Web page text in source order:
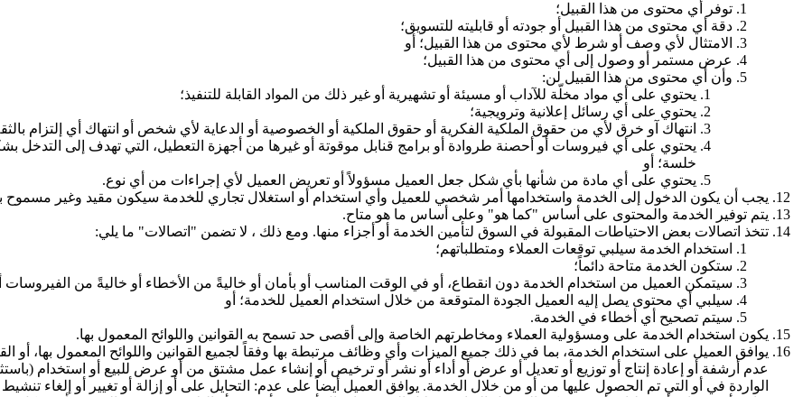
توفر أي محتوى من هذا القبيل؛
دقة أي محتوى من هذا القبيل أو جودته أو قابليته للتسويق؛
الامتثال لأي وصف أو شرط لأي محتوى من هذا القبيل؛ أو
عرض مستمر أو وصول إلى أي محتوى من هذا القبيل؛
وأن أي محتوى من هذا القبيل لن:
يحتوي على أي مواد مخلّة للآداب أو مسيئة أو تشهيرية أو غير ذلك من المواد القابلة للتنفيذ؛
يحتوي على أي رسائل إعلانية وترويجية؛
انتهاك آو خرق لأي من حقوق الملكية الفكرية أو حقوق الملكية أو الخصوصية أو الدعاية لأي شخص أو انتهاك أي إلتزام
يحتوي على أي فيروسات أو أحصنة طروادة أو برامج قنابل موقوتة أو غيرها من أجهزة التعطيل، التي تهدف إلى التدخل
خلسة؛ أو
يحتوي على أي مادة من شأنها بأي شكل جعل العميل مسؤولاً أو تعريض العميل لأي إجراءات من أي نوع.
يجب أن يكون الدخول إلى الخدمة واستخدامها أمر شخصي للعميل وأي استخدام أو استغلال تجاري للخدمة سيكون مقيد وغير مسموح
يتم توفير الخدمة والمحتوى على أساس "كما هو" وعلى أساس ما هو متاح.
تتخذ اتصالات بعض الاحتياطات المقبولة في السوق لتأمين الخدمة أو أجزاء منها. ومع ذلك ، لا تضمن "اتصالات" ما يلي:
استخدام الخدمة سيلبي توقعات العملاء ومتطلباتهم؛
ستكون الخدمة متاحة دائماً؛
سيتمكن العميل من استخدام الخدمة دون انقطاع، أو في الوقت المناسب أو بأمان أو خاليةً من الأخطاء أو خاليةً من
سيلبي أي محتوى يصل إليه العميل الجودة المتوقعة من خلال استخدام العميل للخدمة؛ أو
سيتم تصحيح أي أخطاء في الخدمة.
يكون استخدام الخدمة على ومسؤولية العملاء ومخاطرتهم الخاصة وإلى أقصى حد تسمح به القوانين واللوائح المعمول بها.
يوافق العميل على استخدام الخدمة، بما في ذلك جميع الميزات وأي وظائف مرتبطة بها وفقاً لجميع القوانين واللوائح المعمول بها، أو
عدم أرشفة أو إعادة إنتاج أو توزيع أو تعديل أو عرض أو أداء أو نشر أو ترخيص أو إنشاء عمل مشتق من أو عرض للبيع أو استخدام
الواردة في أو التي تم الحصول عليها من أو من خلال الخدمة. يوافق العميل أيضاً على عدم: التحايل على أو إزالة أو تغيير أو إلغاء